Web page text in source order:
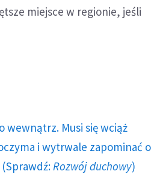
miejsce w regionie, jeśli
wewnątrz. Musi się wciąż
i wytrwale zapominać o
Rozwój duchowy)